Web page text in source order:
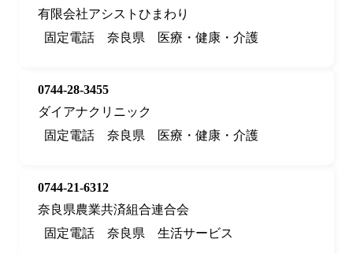
有限会社アシストひまわり
固定電話
奈良県 医療・健康・介護
0744-28-3455
ダイアナクリニック
固定電話
奈良県 医療・健康・介護
0744-21-6312
奈良県農業共済組合連合会
固定電話
奈良県 生活サービス